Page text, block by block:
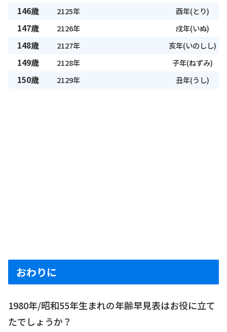
146歳 2125年 酉年(とり)
147歳 2126年 戌年(いぬ)
148歳 2127年 亥年(いのしし)
149歳 2128年 子年(ねずみ)
150歳 2129年 丑年(うし)
おわりに
1980年/昭和55年生まれの年齢早見表はお役に立て
たでしょうか？